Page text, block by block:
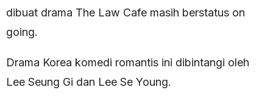
dibuat drama The Law Cafe masih berstatus on
going.
Drama Korea komedi romantis ini dibintangi oleh
Lee Seung Gi dan Lee Se Young.